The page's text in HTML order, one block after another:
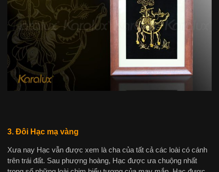
3. Đôi Hạc mạ vàng
Xưa nay Hạc vẫn được xem là cha của tất cả các loài có cánh
trên trái đất. Sau phượng hoàng, Hạc được ưa chuộng nhất